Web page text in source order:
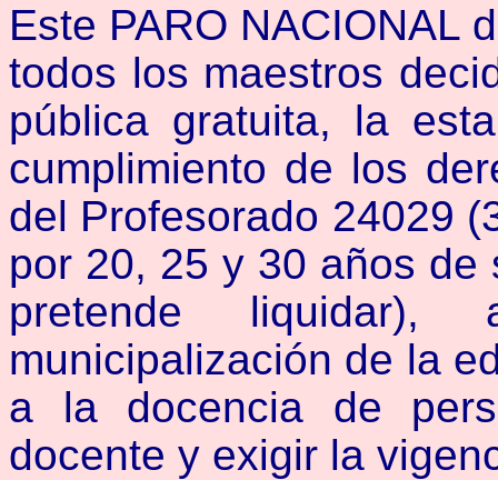
Este PARO NACIONAL
todos los maestros
pública gratuita, la
cumplimiento de los
del Profesorado 24029
por 20, 25 y 30 años
pretende
municipalización de la
a la docencia de
docente y exigir la